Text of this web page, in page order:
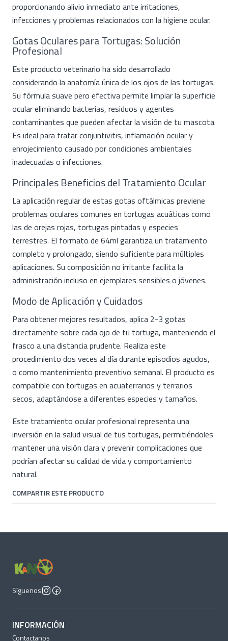
proporcionando alivio inmediato ante irritaciones,
infecciones y problemas relacionados con la higiene ocular.
Gotas Oculares para Tortugas: Solución
Profesional
Este producto veterinario ha sido desarrollado
considerando la anatomía única de los ojos de las tortugas.
Su fórmula suave pero efectiva permite limpiar la superficie
ocular eliminando bacterias, residuos y agentes
contaminantes que pueden afectar la visión de tu mascota.
Es ideal para tratar conjuntivitis, inflamación ocular y
enrojecimiento causado por condiciones ambientales
inadecuadas o infecciones.
Principales Beneficios del Tratamiento Ocular
La aplicación regular de estas gotas oftálmicas previene
problemas oculares comunes en tortugas acuáticas como
las de orejas rojas, tortugas pintadas y especies
terrestres. El formato de 64ml garantiza un tratamiento
completo y prolongado, siendo suficiente para múltiples
aplicaciones. Su composición no irritante facilita la
administración incluso en ejemplares sensibles o jóvenes.
Modo de Aplicación y Cuidados
Para obtener mejores resultados, aplica 2-3 gotas
directamente sobre cada ojo de tu tortuga, manteniendo el
frasco a una distancia prudente. Realiza este
procedimiento dos veces al día durante episodios agudos,
o como mantenimiento preventivo semanal. El producto es
compatible con tortugas en acuaterrarios y terrarios
secos, adaptándose a diferentes especies y tamaños.
Este tratamiento ocular profesional representa una
inversión en la salud visual de tus tortugas, permitiéndoles
mantener una visión clara y prevenir complicaciones que
podrían afectar su calidad de vida y comportamiento
natural.
COMPARTIR ESTE PRODUCTO
Síguenos
INFORMACIÓN
Contactanos